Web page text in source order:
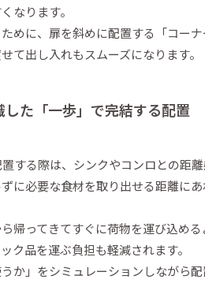
なります。
めに、扉を斜めに配置する「コー
て出し入れもスムーズになります。
した「一歩」で完結する配置
する際は、シンクやコンロとの距離
に必要な食材を取り出せる距離に
帰ってきてすぐに荷物を運び込め
ク品を運ぶ負担も軽減されます。
うか」をシミュレーションしながら